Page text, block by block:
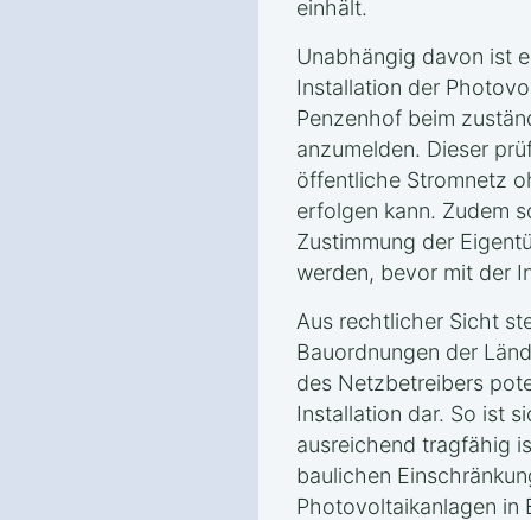
einhält.
Unabhängig davon ist
Installation der
Penzenhof beim
anzumelden. Dieser
öffentliche Stromnetz
erfolgen kann. Zudem
Zustimmung der
werden, bevor mit der
Aus rechtlicher Sicht
Bauordnungen der
des Netzbetreibers
Installation dar. So ist
ausreichend tragfähig
baulichen
Photovoltaikanlagen in